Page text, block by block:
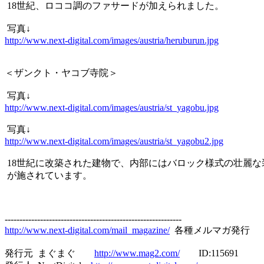
18世紀、ロココ調のファサードが加えられました。
写真↓
http://www.next-digital.com/images/austria/heruburun.jpg
＜ザンクト・ヤコブ寺院＞
写真↓
http://www.next-digital.com/images/austria/st_yagobu.jpg
写真↓
http://www.next-digital.com/images/austria/st_yagobu2.jpg
18世紀に改築された建物で、内部にはバロック様式の壮麗な
が施されています。
------------------------------------------------------------
http://www.next-digital.com/mail_magazine/各種メルマガ発行
発行元 まぐまぐ http://www.mag2.com/ID:115691